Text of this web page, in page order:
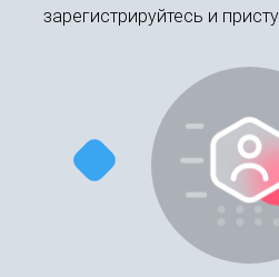
зарегистрируйтесь и